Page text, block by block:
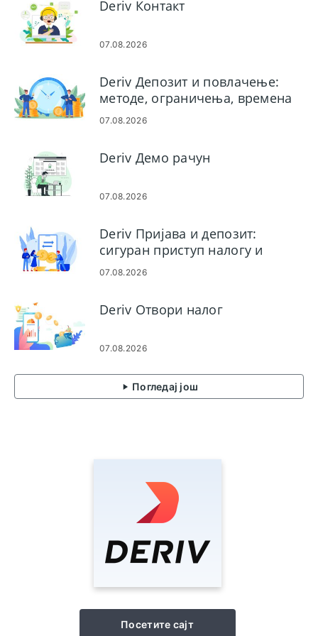
Deriv Контакт
07.08.2026
Deriv Депозит и повлачење:
методе, ограничења, времена
обраде
07.08.2026
Deriv Демо рачун
07.08.2026
Deriv Пријава и депозит:
сигуран приступ налогу и
финансирање
07.08.2026
Deriv Отвори налог
07.08.2026
Погледај још
Посетите сајт